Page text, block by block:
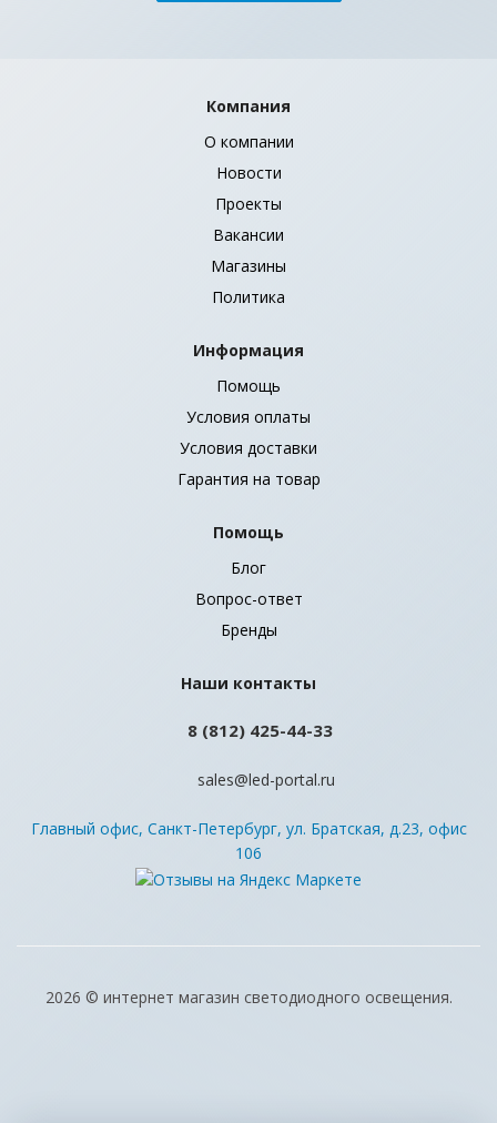
Компания
О компании
Новости
Проекты
Вакансии
Магазины
Политика
Информация
Помощь
Условия оплаты
Условия доставки
Гарантия на товар
Помощь
Блог
Вопрос-ответ
Бренды
Наши контакты
8 (812) 425-44-33
sales@led-portal.ru
Главный офис, Санкт-Петербург, ул. Братская, д.23, офис
106
2026 © интернет магазин светодиодного освещения.